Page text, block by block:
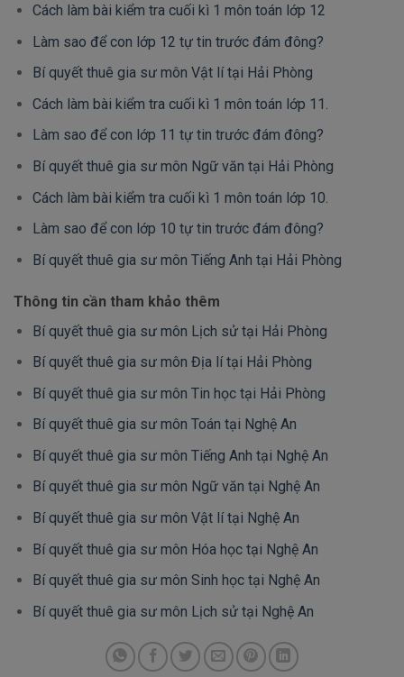
Cách làm bài kiểm tra cuối kì 1 môn toán lớp 12
Làm sao để con lớp 12 tự tin trước đám đông?
Bí quyết thuê gia sư môn Vật lí tại Hải Phòng
Cách làm bài kiểm tra cuối kì 1 môn toán lớp 11.
Làm sao để con lớp 11 tự tin trước đám đông?
Bí quyết thuê gia sư môn Ngữ văn tại Hải Phòng
Cách làm bài kiểm tra cuối kì 1 môn toán lớp 10.
Làm sao để con lớp 10 tự tin trước đám đông?
Bí quyết thuê gia sư môn Tiếng Anh tại Hải Phòng
Thông tin cần tham khảo thêm
Bí quyết thuê gia sư môn Lịch sử tại Hải Phòng
Bí quyết thuê gia sư môn Địa lí tại Hải Phòng
Bí quyết thuê gia sư môn Tin học tại Hải Phòng
Bí quyết thuê gia sư môn Toán tại Nghệ An
Bí quyết thuê gia sư môn Tiếng Anh tại Nghệ An
Bí quyết thuê gia sư môn Ngữ văn tại Nghệ An
Bí quyết thuê gia sư môn Vật lí tại Nghệ An
Bí quyết thuê gia sư môn Hóa học tại Nghệ An
Bí quyết thuê gia sư môn Sinh học tại Nghệ An
Bí quyết thuê gia sư môn Lịch sử tại Nghệ An